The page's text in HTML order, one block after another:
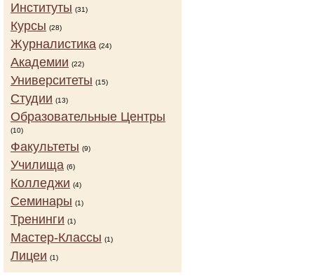
Институты (31)
Курсы (28)
Журналистика (24)
Академии (22)
Университеты (15)
Студии (13)
Образовательные Центры
(10)
Факультеты (9)
Училища (6)
Колледжи (4)
Семинары (1)
Тренинги (1)
Мастер-Классы (1)
Лицеи (1)